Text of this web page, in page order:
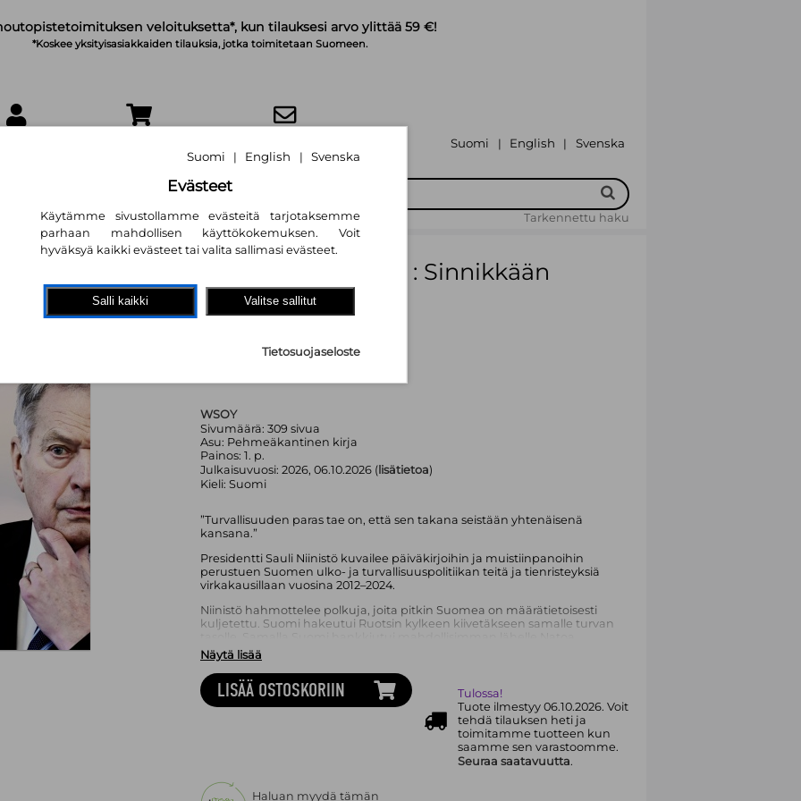
veloituksetta*, kun tilauksesi arvo ylittää 59 €!
*Koskee yksityisasiakkaiden tilauksia, jotka toimitetaan Suomeen.
Suomi | English | Svenska
Tarkennettu haku
Kaikki tiet turvaan : Sinnikkään
Suomen suunta
8,80 €
WSOY
Sivumäärä: 309 sivua
Asu: Pehmeäkantinen kirja
Painos: 1. p.
Julkaisuvuosi: 2026, 06.10.2026 (lisätietoa)
Kieli: Suomi
”Turvallisuuden paras tae on, että sen takana seistään yhtenäisenä
kansana.”
Presidentti Sauli Niinistö kuvailee päiväkirjoihin ja muistiinpanoihin
perustuen Suomen ulko- ja turvallisuuspolitiikan teitä ja tienristeyksiä
virkakausillaan vuosina 2012–2024.
Niinistö hahmottelee polkuja, joita pitkin Suomea on määrätietoisesti
kuljetettu. Suomi hakeutui Ruotsin kylkeen kiivetäkseen samalle turvan
huolehti yhteensopivuudesta puolustusliiton kanssa ja kiinteytti suhdetta
Yhdysvaltoihin. Suhteessa Venäjään haettiin turvaa minimoimalla
turvattomuutta. Nämä tavoitteet pyrittiin toteuttamaan
mahdollisimman suurella kansallisella yhteisymmärryksellä.
Polut kohtasivat, kun Venäjä lähti omille teilleen ja irtautui sääntöihin
on Suomen presidentin ainutlaatuinen kuvaus
Suomen turvallisuudesta tapahtumien aitiopaikalta sekä kohtaamisista
Yhdysvaltain presidentin Donald Trumpin, Venäjän presidentin Vladimir
Putinin ja Kiinan presidentin Xi Jinpingin kanssa.
Näytä lisää
LISÄÄ OSTOSKORIIN
Tulossa!
Tuote ilmestyy 06.10.2026. Voit
tehdä tilauksen heti ja
toimitamme tuotteen kun
saamme sen varastoomme.
Seuraa saatavuutta.
Haluan myydä tämän
Suomi | English | Svenska
Evästeet
Käytämme sivustollamme evästeitä tarjotaksemme
parhaan mahdollisen käyttökokemuksen. Voit
hyväksyä kaikki evästeet tai valita sallimasi evästeet.
Salli kaikki Valitse sallitut
Tietosuojaseloste